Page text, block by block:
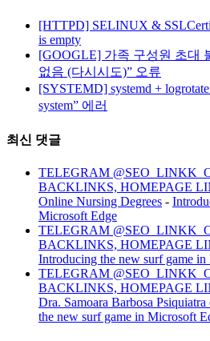
[HTTPD] SELINUX &
is empty
[GOOGLE] 가족 구성원 초대
없음 (다시시도)” 오류
[SYSTEMD] systemd +
system” 에러
최신 댓글
TELEGRAM
BACKLINKS, HOMEPAGE
Online Nursing Degrees -
Microsoft Edge
TELEGRAM
BACKLINKS, HOMEPAGE
Introducing the new surf game
TELEGRAM
BACKLINKS, HOMEPAGE
Dra. Samoara Barbosa Psiquiatra
the new surf game in Microsoft